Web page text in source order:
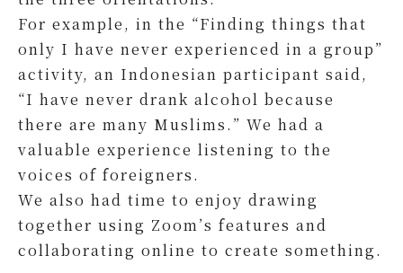
For example, in the “Finding things that
only I have never experienced in a group”
activity, an Indonesian participant said,
“I have never drank alcohol because
there are many Muslims.” We had a
valuable experience listening to the
voices of foreigners.
We also had time to enjoy drawing
together using Zoom’s features and
collaborating online to create something.